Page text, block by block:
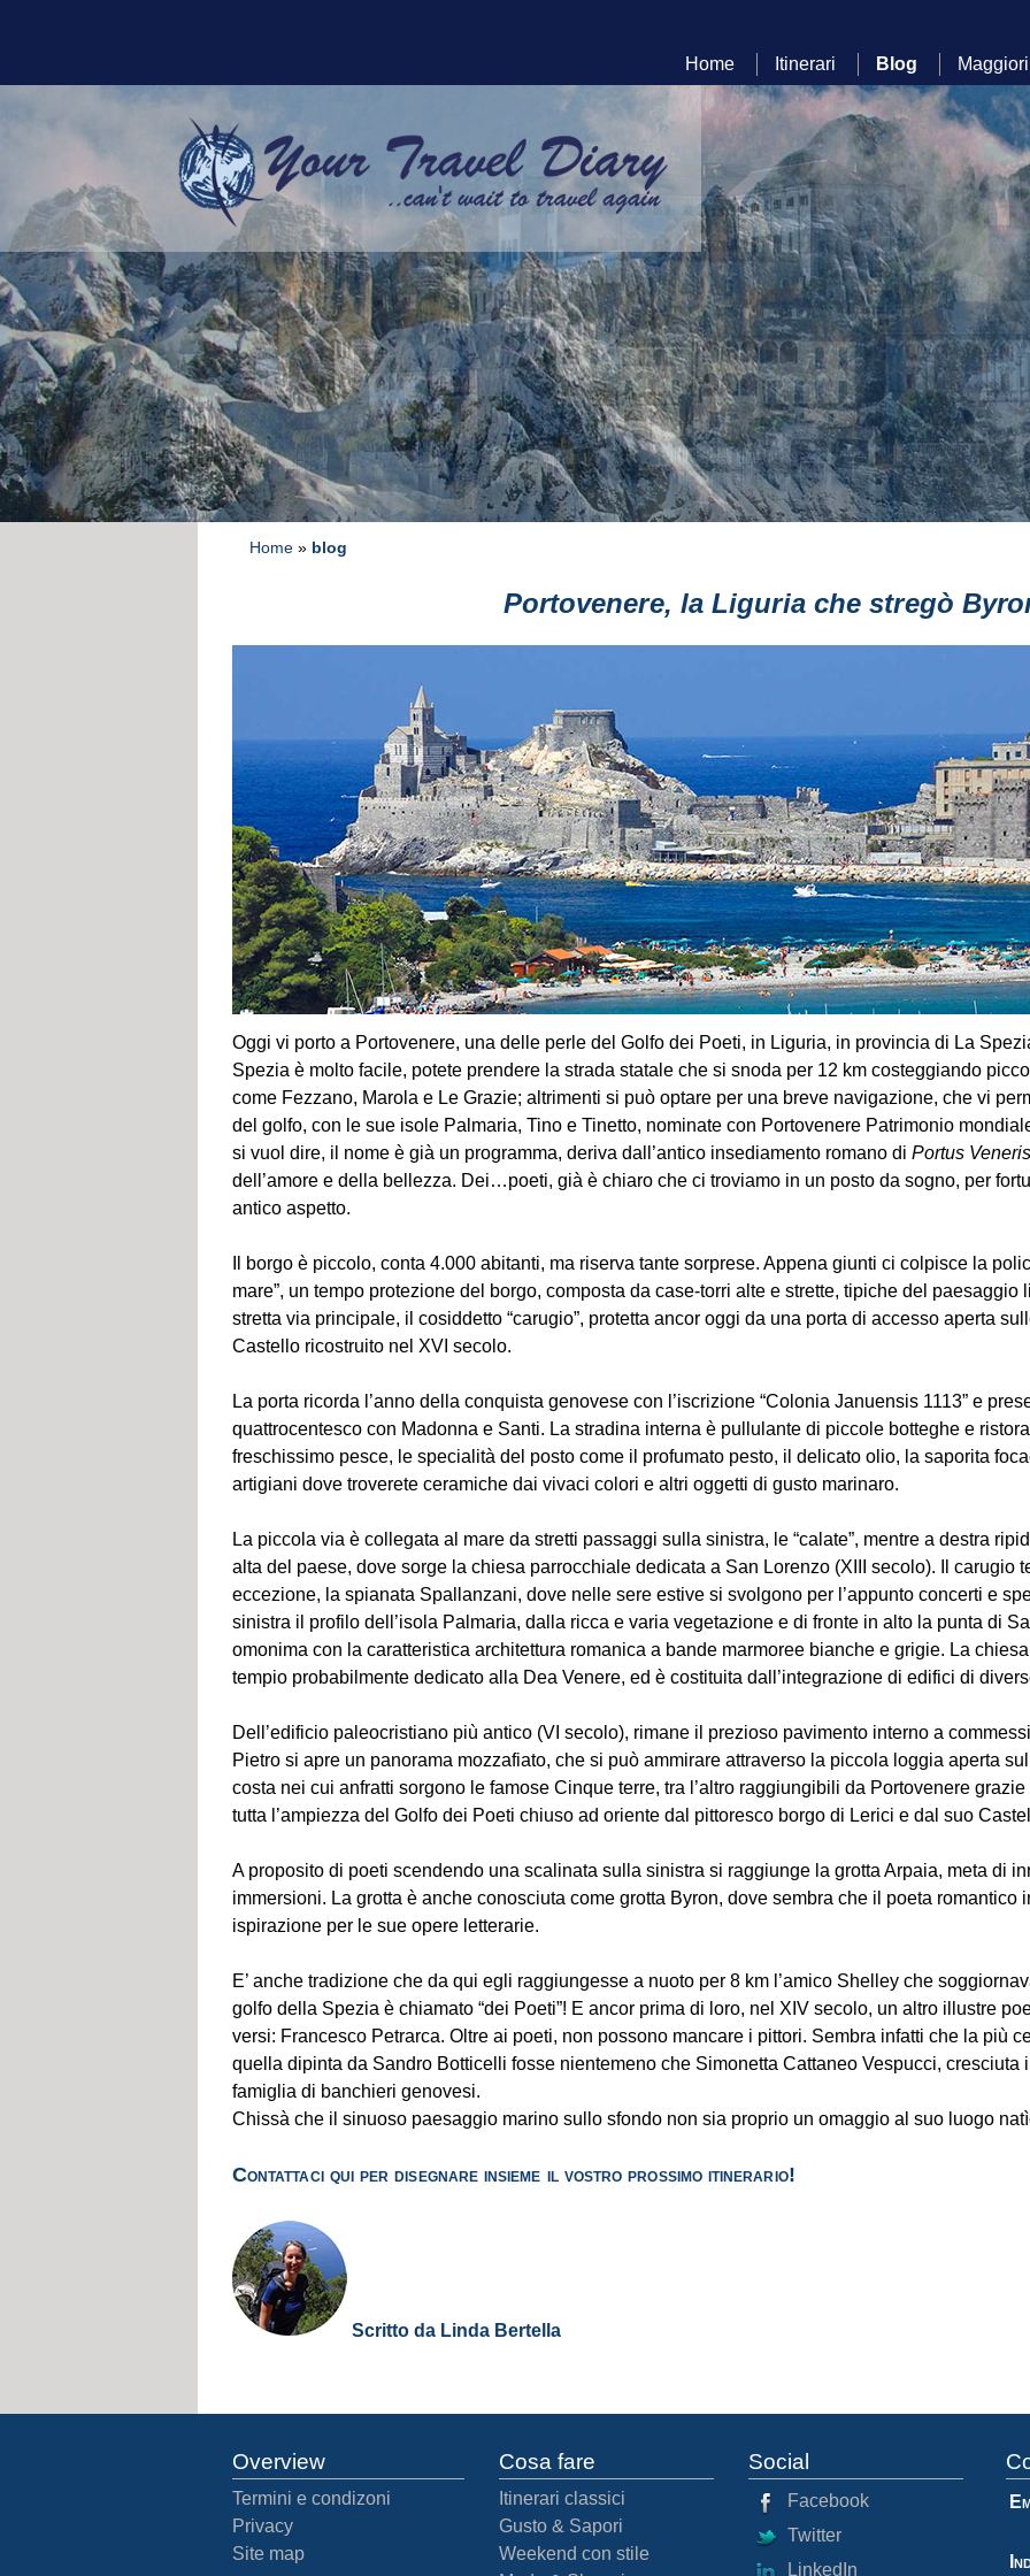
Home Itinerari Blog
Home » blog
Portovenere, la Liguria che stregò
Oggi vi porto a Portovenere, una delle perle del Golfo dei Poeti, in Liguria, in provincia di La
Spezia è molto facile, potete prendere la strada statale che si snoda per 12 km costeggiando
come Fezzano, Marola e Le Grazie; altrimenti si può optare per una breve navigazione, che vi
del golfo, con le sue isole Palmaria, Tino e Tinetto, nominate con Portovenere Patrimonio
si vuol dire, il nome è già un programma, deriva dall’antico insediamento romano di Portus Veneris
dell’amore e della bellezza. Dei…poeti, già è chiaro che ci troviamo in un posto da sogno, per
antico aspetto.
Il borgo è piccolo, conta 4.000 abitanti, ma riserva tante sorprese. Appena giunti ci colpisce la
mare”, un tempo protezione del borgo, composta da case-torri alte e strette, tipiche del paesaggio
stretta via principale, il cosiddetto “carugio”, protetta ancor oggi da una porta di accesso aperta
Castello ricostruito nel XVI secolo.
La porta ricorda l’anno della conquista genovese con l’iscrizione “Colonia Januensis 1113” e
quattrocentesco con Madonna e Santi. La stradina interna è pullulante di piccole botteghe e
freschissimo pesce, le specialità del posto come il profumato pesto, il delicato olio, la saporita
artigiani dove troverete ceramiche dai vivaci colori e altri oggetti di gusto marinaro.
La piccola via è collegata al mare da stretti passaggi sulla sinistra, le “calate”, mentre a destra
alta del paese, dove sorge la chiesa parrocchiale dedicata a San Lorenzo (XIII secolo). Il carugio
eccezione, la spianata Spallanzani, dove nelle sere estive si svolgono per l’appunto concerti e
sinistra il profilo dell’isola Palmaria, dalla ricca e varia vegetazione e di fronte in alto la punta di
omonima con la caratteristica architettura romanica a bande marmoree bianche e grigie. La
tempio probabilmente dedicato alla Dea Venere, ed è costituita dall’integrazione di edifici di
Dell’edificio paleocristiano più antico (VI secolo), rimane il prezioso pavimento interno a
Pietro si apre un panorama mozzafiato, che si può ammirare attraverso la piccola loggia aperta
costa nei cui anfratti sorgono le famose Cinque terre, tra l’altro raggiungibili da Portovenere
tutta l’ampiezza del Golfo dei Poeti chiuso ad oriente dal pittoresco borgo di Lerici e dal suo
A proposito di poeti scendendo una scalinata sulla sinistra si raggiunge la grotta Arpaia, meta di
immersioni. La grotta è anche conosciuta come grotta Byron, dove sembra che il poeta romantico
ispirazione per le sue opere letterarie.
E’ anche tradizione che da qui egli raggiungesse a nuoto per 8 km l’amico Shelley che
golfo della Spezia è chiamato “dei Poeti”! E ancor prima di loro, nel XIV secolo, un altro illustre
versi: Francesco Petrarca. Oltre ai poeti, non possono mancare i pittori. Sembra infatti che la più
quella dipinta da Sandro Botticelli fosse nientemeno che Simonetta Cattaneo Vespucci, cresciuta
famiglia di banchieri genovesi.
Chissà che il sinuoso paesaggio marino sullo sfondo non sia proprio un omaggio al suo luogo
Contattaci qui per disegnare insieme il vostro prossimo itinerario!
Scritto da Linda Bertella
Overview
Termini e condizoni
Privacy
Site map
Cosa fare
Itinerari classici
Gusto & Sapori
Weekend con stile
Social
Facebook
Twitter
LinkedIn